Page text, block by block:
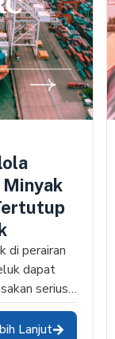
Minyak
di perairan
dapat
serius
Lanjut